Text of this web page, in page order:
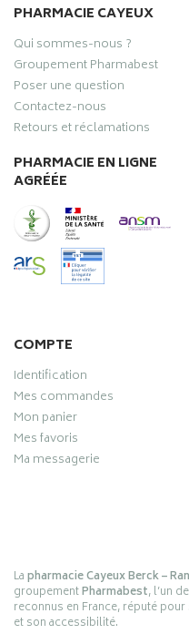
PHARMACIE CAYEUX
Qui sommes-nous ?
Groupement Pharmabest
Poser une question
Contactez-nous
Retours et réclamations
PHARMACIE EN LIGNE
AGRÉÉE
COMPTE
Identification
Mes commandes
Mon panier
Mes favoris
Ma messagerie
Lapharmacie Cayeux Berck –
groupementPharmabest, l’un
reconnus en France, réputé
et son accessibilité.